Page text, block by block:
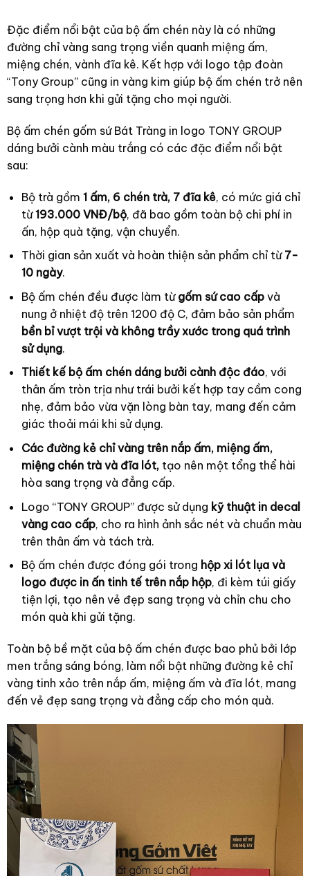
Đặc điểm nổi bật của bộ ấm chén này là có những
đường chỉ vàng sang trọng viền quanh miệng ấm,
miệng chén, vành đĩa kê. Kết hợp với logo tập đoàn
“Tony Group” cũng in vàng kim giúp bộ ấm chén trở nên
sang trọng hơn khi gửi tặng cho mọi người.
Bộ ấm chén gốm sứ Bát Tràng in logo TONY GROUP
dáng bưởi cành màu trắng có các đặc điểm nổi bật
sau:
Bộ trà gồm 1 ấm, 6 chén trà, 7 đĩa kê, có mức giá chỉ
từ193.000 VNĐ/bộ, đã bao gồm toàn bộ chi phí in
ấn, hộp quà tặng, vận chuyển.
Thời gian sản xuất và hoàn thiện sản phẩm chỉ từ 7-
10 ngày.
Bộ ấm chén đều được làm từ gốm sứ cao cấpvà
nung ở nhiệt độ trên 1200 độ C, đảm bảo sản phẩm
bền bỉ vượt trội và không trầy xước trong quá trình
sử dụng.
Thiết kế bộ ấm chén dáng bưởi cành độc đáo, với
thân ấm tròn trịa như trái bưởi kết hợp tay cầm cong
nhẹ, đảm bảo vừa vặn lòng bàn tay, mang đến cảm
giác thoải mái khi sử dụng.
Các đường kẻ chỉ vàng trên nắp ấm, miệng ấm,
miệng chén trà và đĩa lót,tạo nên một tổng thể hài
hòa sang trọng và đẳng cấp.
Logo “TONY GROUP” được sử dụng kỹ thuật in decal
vàng cao cấp, cho ra hình ảnh sắc nét và chuẩn màu
trên thân ấm và tách trà.
Bộ ấm chén được đóng gói trong hộp xi lót lụa và
logo được in ấn tinh tế trên nắp hộp, đi kèm túi giấy
tiện lợi, tạo nên vẻ đẹp sang trọng và chỉn chu cho
món quà khi gửi tặng.
Toàn bộ bề mặt của bộ ấm chén được bao phủ bởi lớp
men trắng sáng bóng, làm nổi bật những đường kẻ chỉ
vàng tinh xảo trên nắp ấm, miệng ấm và đĩa lót, mang
đến vẻ đẹp sang trọng và đẳng cấp cho món quà.